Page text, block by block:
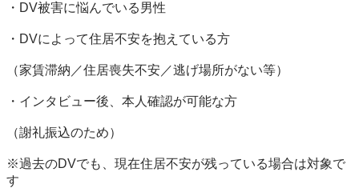
・DV被害に悩んでいる男性
・DVによって住居不安を抱えている方
（家賃滞納／住居喪失不安／逃げ場所がない等）
・インタビュー後、本人確認が可能な方
（謝礼振込のため）
※過去のDVでも、現在住居不安が残っている場合は対象で
す